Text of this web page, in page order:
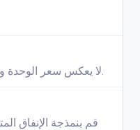
لا يعكس سعر الوحدة وحده تأثير إعادة المحاولة والفشل.
قم بنمذجة الإنفاق